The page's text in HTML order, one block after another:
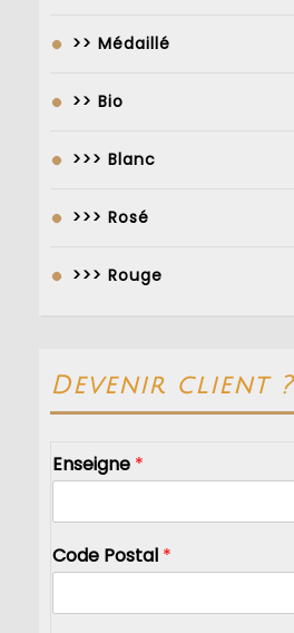
>> Médaillé
>> Bio
>>> Blanc
>>> Rosé
>>> Rouge
Devenir client ?
Enseigne *
Code Postal *